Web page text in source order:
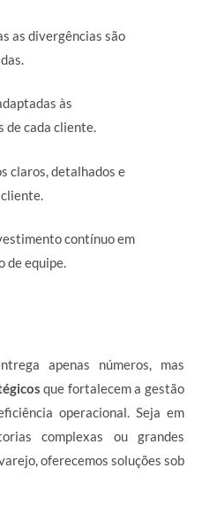
as divergências são
às
de cada cliente.
claros, detalhados e
contínuo em
de equipe.
apenas números, mas
que fortalecem a gestão
operacional. Seja em
complexas ou grandes
oferecemos soluções sob